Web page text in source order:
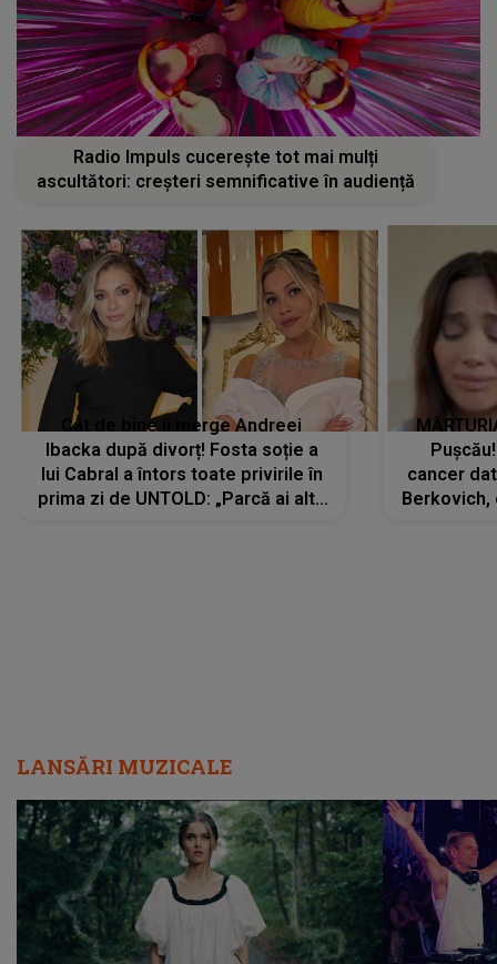
Radio Impuls cucerește tot mai mulți
ascultători: creșteri semnificative în audiență
Cât de bine îi merge Andreei
Ibacka după divorț! Fosta soție a
lui Cabral a întors toate privirile în
prima zi de UNTOLD: „Parcă ai altă
cancer
LANSĂRI MUZICALE